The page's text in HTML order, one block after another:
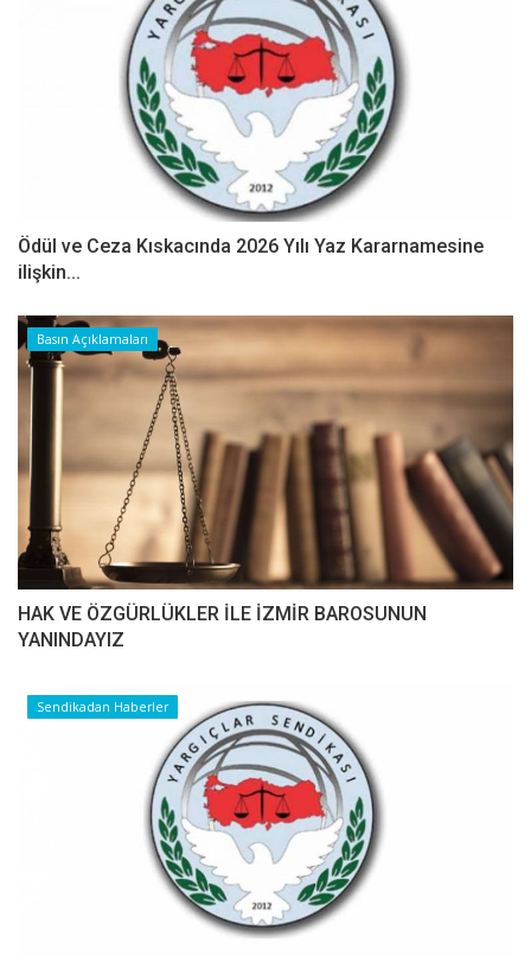
Ödül ve Ceza Kıskacında 2026 Yılı Yaz Kararnamesine
ilişkin...
Basın Açıklamaları
HAK VE ÖZGÜRLÜKLER İLE İZMİR BAROSUNUN
YANINDAYIZ
Sendikadan Haberler